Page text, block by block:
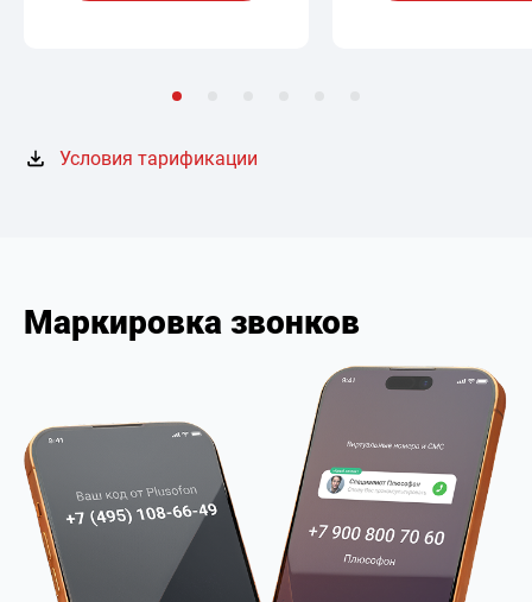
Условия тарификации
Маркировка звонков